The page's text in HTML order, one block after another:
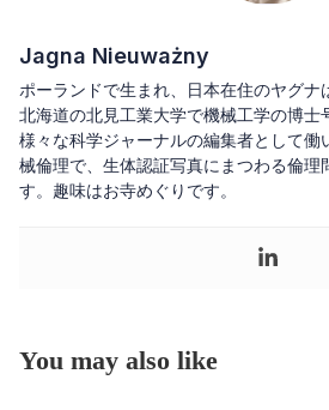
Jagna Nieuważny
ポーランドで生まれ、日本在住のヤグナ
北海道の北見工業大学で機械工学の博士
様々な科学ジャーナルの編集者として働
械倫理で、生体認証写真にまつわる倫理
す。趣味はお寺めぐりです。
You may also like